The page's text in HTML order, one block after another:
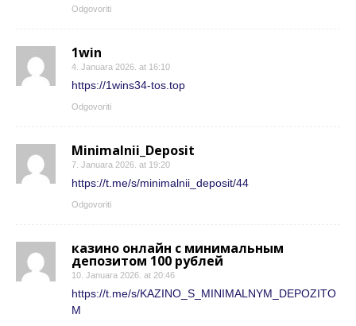
Odgovoriti
1win
4. Januara 2026. at 16:10
https://1wins34-tos.top
Odgovoriti
Minimalnii_Deposit
7. Januara 2026. at 19:20
https://t.me/s/minimalnii_deposit/44
Odgovoriti
казино онлайн с минимальным
депозитом 100 рублей
10. Januara 2026. at 20:46
https://t.me/s/KAZINO_S_MINIMALNYM_DEPOZITO
M